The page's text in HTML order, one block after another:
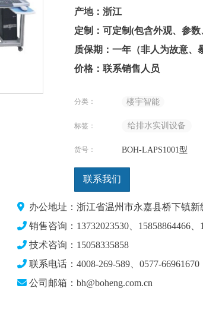
产地：浙江
定制：可定制(包含外观、参数
质保期：一年（非人为故意、
价格：联系销售人员
分类： 楼宇智能
标签： 给排水实训设备
货号： BOH-LAPS1001型
联系我们
办公地址：浙江省温州市永嘉县桥下镇
销售咨询：13732023530、15858864466、
技术咨询：15058335858
联系电话：4008-269-589、0577-66961670
公司邮箱：bh@boheng.com.cn